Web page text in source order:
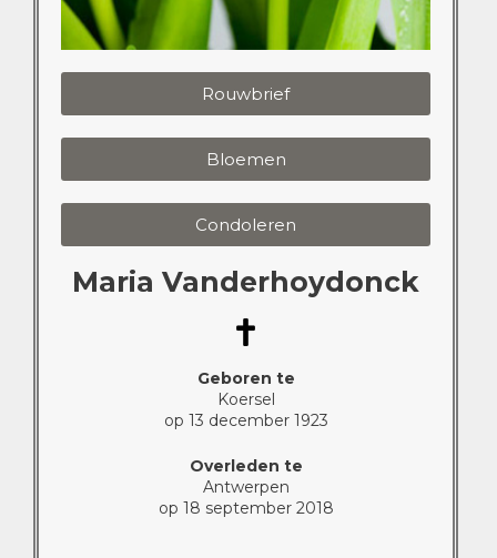
Rouwbrief
Bloemen
Condoleren
Maria Vanderhoydonck
Geboren te
Koersel
op 13 december 1923
Overleden te
Antwerpen
op 18 september 2018